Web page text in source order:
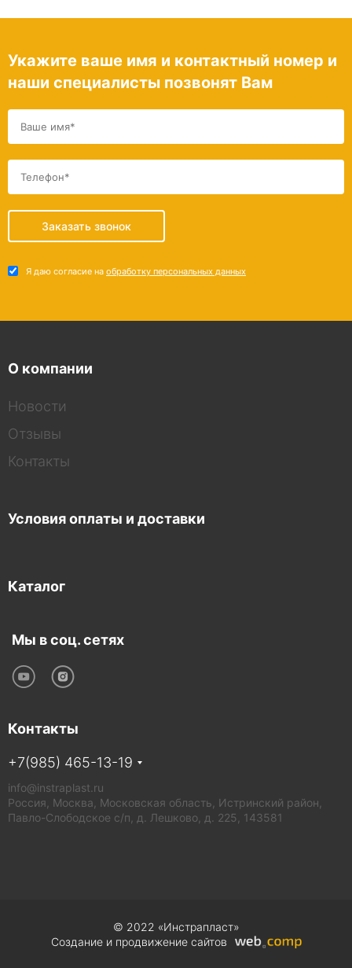
Укажите ваше имя и контактный номер и
наши специалисты позвонят Вам
Заказать звонок
Я даю согласие на обработку персональных данных
О компании
Новости
Отзывы
Контакты
Условия оплаты и доставки
Каталог
Мы в соц. сетях
Контакты
+7(985) 465-13-19
info@instraplast.ru
Россия, Москва, Московская область, Истринский район,
Павло-Слободское с/п, д. Лешково, д. 225, 143581
© 2022 «Инстрапласт»
Cоздание и продвижение сайтов